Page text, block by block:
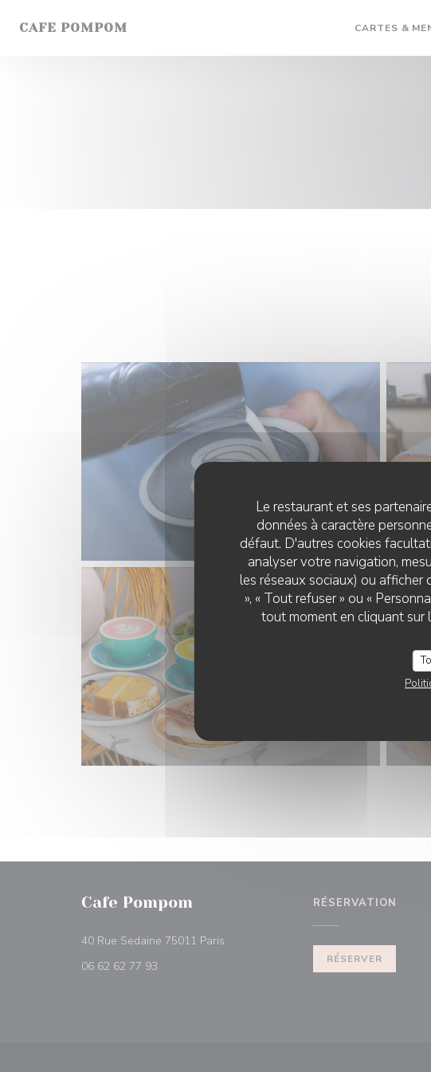
Le restaurant et ses
données à caractère
défaut. D'autres cookies
analyser votre navigation,
les réseaux sociaux) ou afficher
», « Tout refuser » ou «
tout moment en cliquant sur
CAFE POMPOM CARTES &
Cafe Pompom
40 Rue Sedaine 75011 Paris
06 62 62 77 93
RÉSERVATION
RÉSERVER